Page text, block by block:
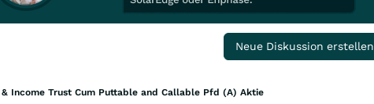
Neue Diskussion erstellen
Income Trust Cum Puttable and Callable Pfd (A) Aktie